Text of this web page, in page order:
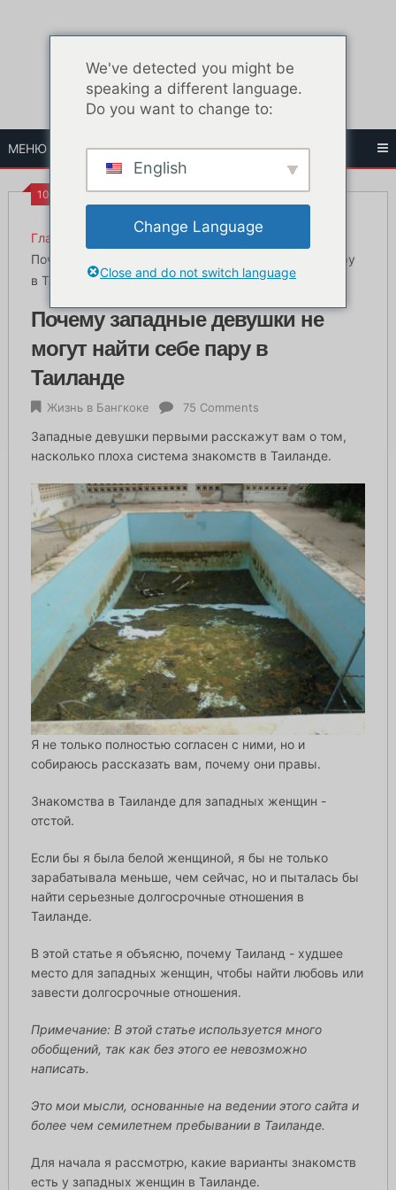
МЕНЮ
10:48 ДП
Главная
Жизнь в Бангкоке
Почему западные девушки не могут найти себе пару
в Таиланде
Почему западные девушки не
могут найти себе пару в
Таиланде
Жизнь в Бангкоке 75 Comments
Западные девушки первыми расскажут вам о том,
насколько плоха система знакомств в Таиланде.
Я не только полностью согласен с ними, но и
собираюсь рассказать вам, почему они правы.
Знакомства в Таиланде для западных женщин -
отстой.
Если бы я была белой женщиной, я бы не только
зарабатывала меньше, чем сейчас, но и пыталась бы
найти серьезные долгосрочные отношения в
Таиланде.
В этой статье я объясню, почему Таиланд - худшее
место для западных женщин, чтобы найти любовь или
завести долгосрочные отношения.
Примечание: В этой статье используется много
обобщений, так как без этого ее невозможно
написать.
Это мои мысли, основанные на ведении этого сайта и
более чем семилетнем пребывании в Таиланде.
Для начала я рассмотрю, какие варианты знакомств
есть у западных женщин в Таиланде.
We've detected you might be
speaking a different language.
Do you want to change to:
English
Change Language
Close and do not switch language